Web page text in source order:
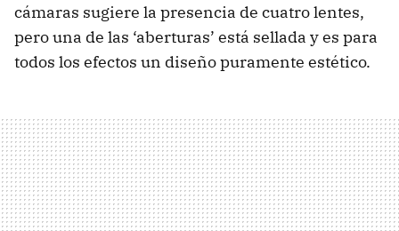
cámaras sugiere la presencia de cuatro lentes,
pero una de las ‘aberturas’ está sellada y es para
todos los efectos un diseño puramente estético.